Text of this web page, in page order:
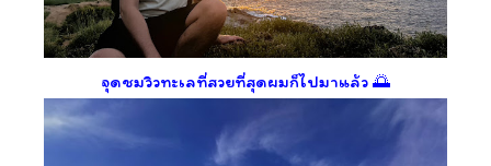
จุดชมวิวทะเลที่สวยที่สุดผมก็ไปมาแล้ว 🌅